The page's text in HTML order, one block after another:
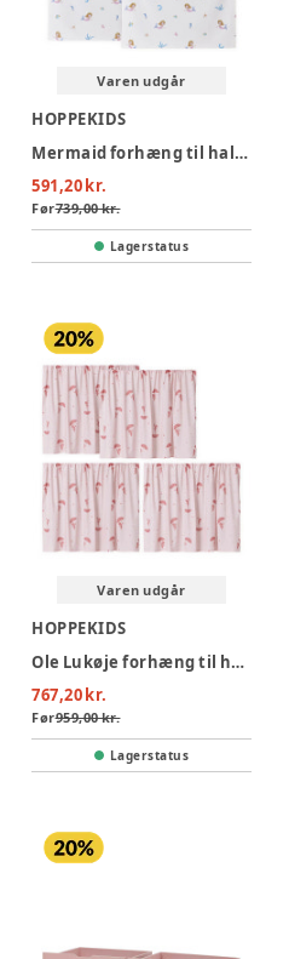
Varen udgår
HOPPEKIDS
Mermaid forhæng til halvhøj seng 90x200 cm, Beige
591,20 kr.
Før739,00 kr.
Lagerstatus
Varen udgår
HOPPEKIDS
Ole Lukøje forhæng til halvhøj seng - Rød
767,20 kr.
Før959,00 kr.
Lagerstatus